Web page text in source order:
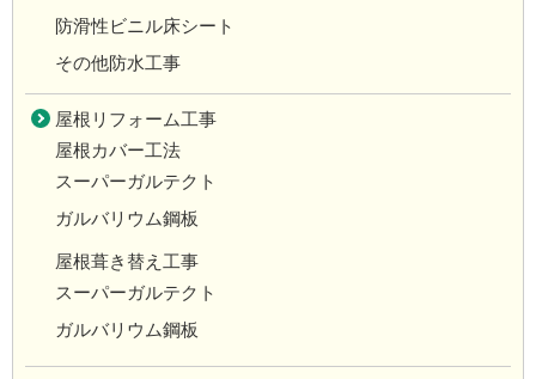
防滑性ビニル床シート
その他防水工事
屋根リフォーム工事
屋根カバー工法
スーパーガルテクト
ガルバリウム鋼板
屋根葺き替え工事
スーパーガルテクト
ガルバリウム鋼板